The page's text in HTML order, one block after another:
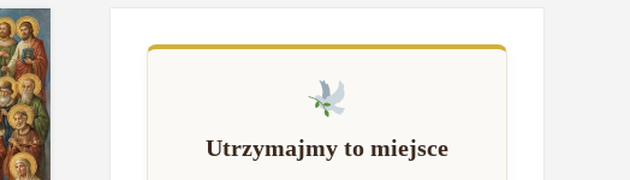
Utrzymajmy to miejsce